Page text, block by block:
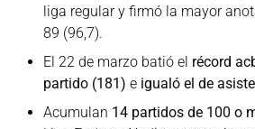
liga regular y firmó la mayor
89 (96,7).
El 22 de marzo batió el récord
partido (181) e igualó el de
Acumulan 14 partidos de 100 o